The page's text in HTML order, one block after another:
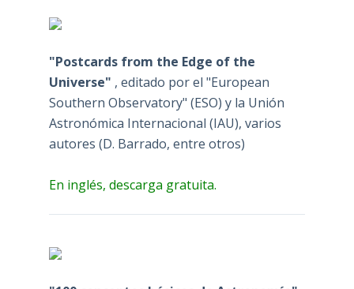
"Postcards from the Edge of the
Universe" , editado por el "European
Southern Observatory" (ESO) y la Unión
Astronómica Internacional (IAU), varios
autores (D. Barrado, entre otros)
En inglés, descarga gratuita.